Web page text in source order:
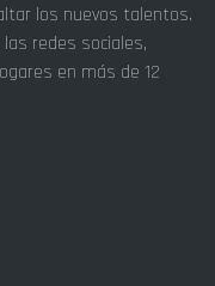
los nuevos talentos.
redes sociales,
en más de 12